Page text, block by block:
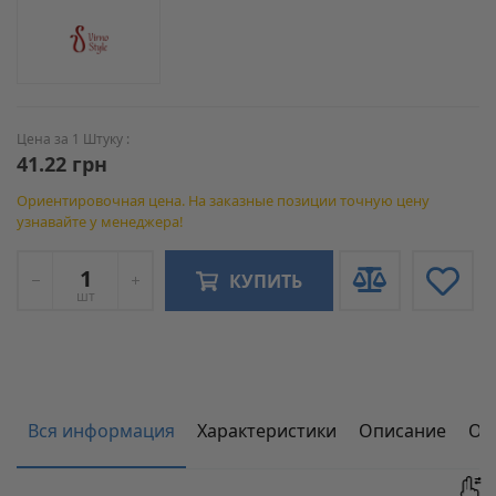
Цена за 1 Штуку :
41.22 грн
Ориентировочная цена. На заказные позиции точную цену
узнавайте у менеджера!
шт
КУПИТЬ
Вся информация Характеристики Описание